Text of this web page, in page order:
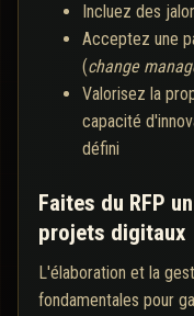
Incluez des
Acceptez une
(change
Valorisez la
capacité
défini
Faites du RFP
projets digitaux
L'élaboration et la
fondamentales pour